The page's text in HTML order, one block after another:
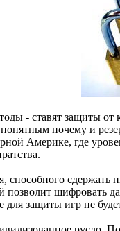
- ставят защиты
почему и
Америке, где
шифровать
для защиты игр не